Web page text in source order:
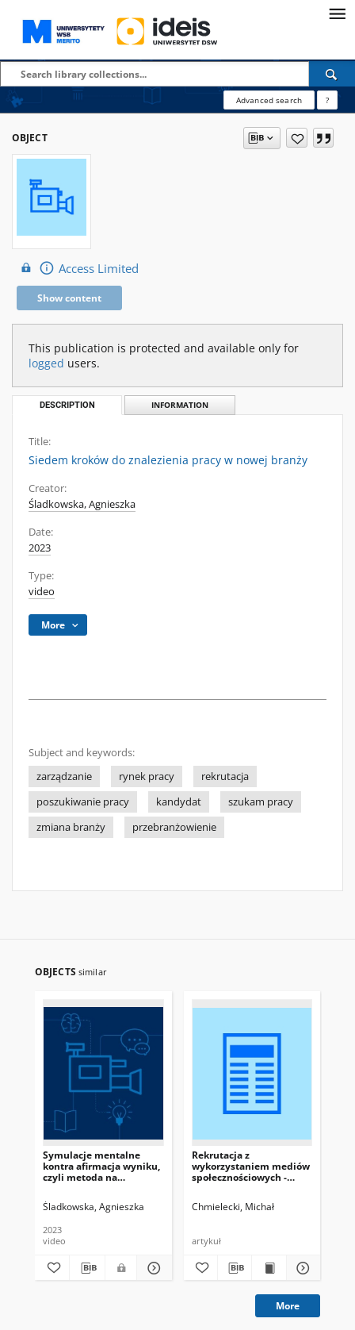
Advanced search ?
OBJECT
Access Limited
Show content
This publication is protected and available only for
logged users.
DESCRIPTION INFORMATION
Title:
Siedem kroków do znalezienia pracy w nowej branży
Creator:
Śladkowska, Agnieszka
Date:
2023
Type:
video
More
Subject and keywords:
zarządzanie
rynek pracy
rekrutacja
poszukiwanie pracy
kandydat
szukam pracy
zmiana branży
przebranżowienie
OBJECTS similar
Symulacje mentalne
kontra afirmacja wyniku,
czyli metoda na
skuteczności - przegląd
badań i praktyczne
Śladkowska, Agnieszka
2023
video
Rekrutacja z
wykorzystaniem mediów
społecznościowych -
Chmielecki, Michał
artykuł
More